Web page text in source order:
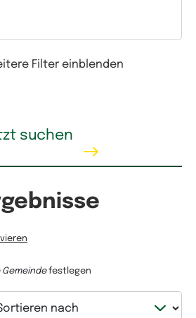
Filter einblenden
suchen
Gemeindefestlegen
nach